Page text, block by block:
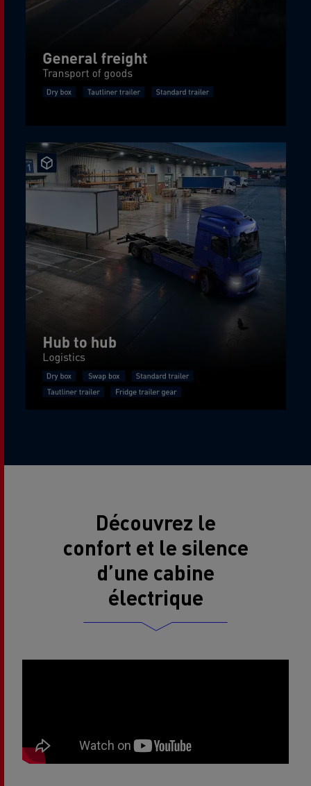
Découvrez le
confort et le silence
d’une cabine
électrique